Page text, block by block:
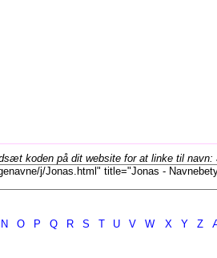
koden på dit website for at linke til navn:
N O P Q R S T U V W X Y Z